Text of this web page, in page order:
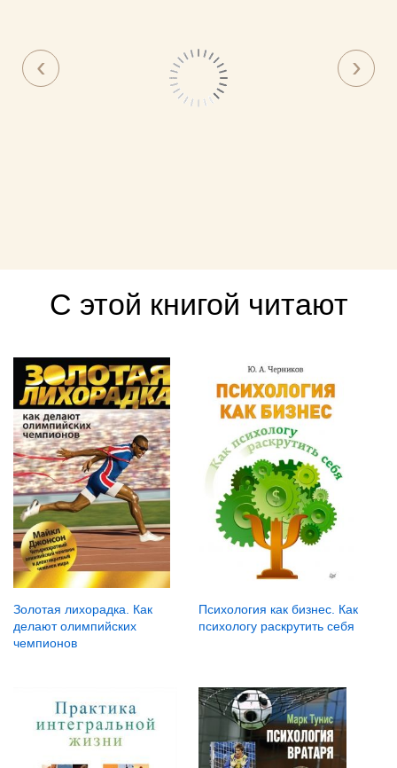
С этой книгой читают
Золотая лихорадка. Как
делают олимпийских
чемпионов
Психология как бизнес. Как
психологу раскрутить себя